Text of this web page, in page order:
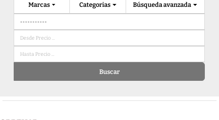
Categorias
Marcas Búsqueda avanzada
Buscar